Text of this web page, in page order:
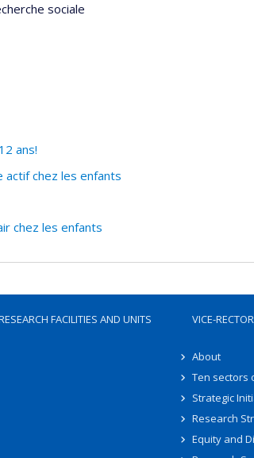
sociale
ans!
actif chez les enfants
chez les enfants
FACILITIES AND UNITS VICE-
About
Ten sectors
Strategic
Research
Equity and